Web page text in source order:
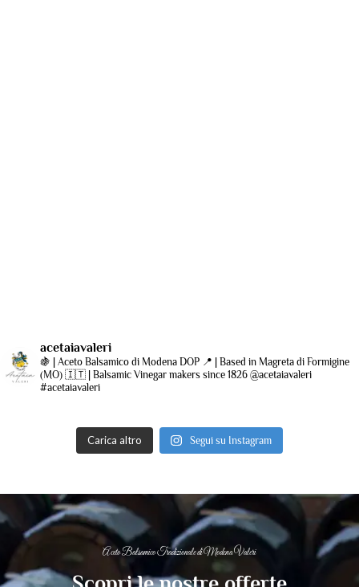
acetaiavaleri
🍇 | Aceto Balsamico di Modena DOP 📍 | Based in Magreta di Formigine
(MO) 🇮🇹 | Balsamic Vinegar makers since 1826 @acetaiavaleri
#acetaiavaleri
Carica altro Segui su Instagram
Aceto Balsamico Tradizionale di Modena Valeri